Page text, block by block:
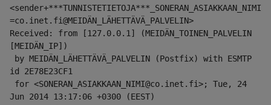
<sender+***TUNNISTETIETOJA***_SONERAN_ASIAKKAAN_NIMI
=co.inet.fi@MEIDÄN_LÄHETTÄVÄ_PALVELIN>
Received: from [127.0.0.1] (MEIDÄN_TOINEN_PALVELIN
[MEIDÄN_IP])
id 2E78E23CF1
Jun 2014 13:17:06 +0300 (EEST)